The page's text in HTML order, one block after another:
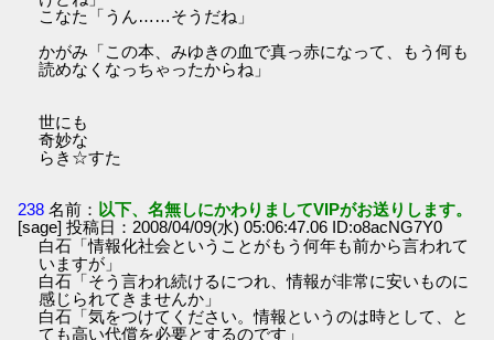
こなた「うん……そうだね」
かがみ「この本、みゆきの血で真っ赤になって、もう何も
読めなくなっちゃったからね」
世にも
奇妙な
らき☆すた
238 名前： 以下、名無しにかわりましてVIPがお送りします。
[sage] 投稿日：2008/04/09(水) 05:06:47.06 ID:o8acNG7Y0
白石「情報化社会ということがもう何年も前から言われて
いますが」
白石「そう言われ続けるにつれ、情報が非常に安いものに
感じられてきませんか」
白石「気をつけてください。情報というのは時として、と
ても高い代償を必要とするのです」